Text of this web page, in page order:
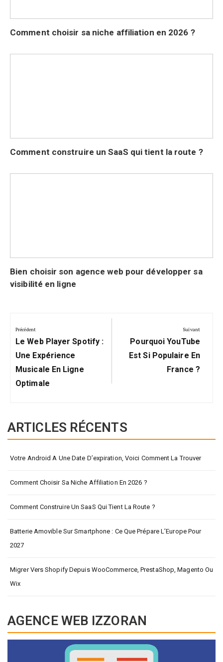
Comment choisir sa niche affiliation en 2026 ?
Comment construire un SaaS qui tient la route ?
Bien choisir son agence web pour développer sa
visibilité en ligne
de
l’article
Précédent
Précédent:
Le Web Player Spotify :
Une Expérience
Musicale En Ligne
Optimale
Suivant
Suivant:
Pourquoi YouTube
Est Si Populaire En
France ?
ARTICLES RÉCENTS
Votre Android A Une Date D’expiration, Voici Comment La Trouver
Comment Choisir Sa Niche Affiliation En 2026 ?
Comment Construire Un SaaS Qui Tient La Route ?
Batterie Amovible Sur Smartphone : Ce Que Prépare L’Europe Pour
2027
Migrer Vers Shopify Depuis WooCommerce, PrestaShop, Magento Ou
Wix
AGENCE WEB IZZORAN